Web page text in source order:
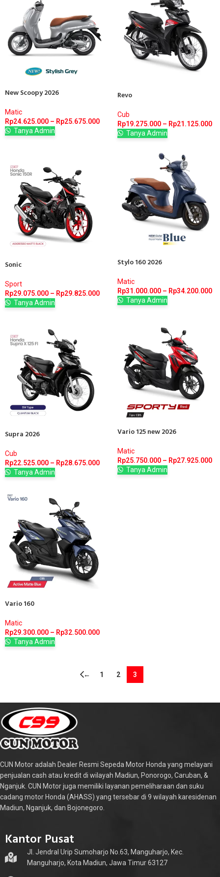
New Scoopy 2026
Matic
Rp24.625.000 – Rp25.675.000
Tanya Admin
Revo
Cub
Rp19.275.000 – Rp21.125.000
Tanya Admin
Sonic
Sport
Rp29.075.000 – Rp29.825.000
Tanya Admin
Stylo 160 2026
Matic
Rp31.000.000 – Rp34.200.000
Tanya Admin
Supra 2026
Cub
Rp22.525.000 – Rp28.675.000
Tanya Admin
Vario 125 new 2026
Matic
Rp25.750.000 – Rp27.925.000
Tanya Admin
Vario 160
Matic
Rp29.300.000 – Rp32.500.000
Tanya Admin
← 1 2 3
CUN Motor adalah Dealer Resmi Sepeda Motor Honda yang melayani
penjualan cash atau kredit di wilayah Madiun, Ponorogo, Caruban, &
Nganjuk. CUN Motor juga memiliki layanan pemeliharaan dan suku
cadang motor Honda (AHASS) yang tersebar di 9 wilayah karesidenan
Madiun, Nganjuk, dan Bojonegoro.
Kantor Pusat
Jl. Jendral Urip Sumoharjo No.63, Manguharjo, Kec.
Manguharjo, Kota Madiun, Jawa Timur 63127